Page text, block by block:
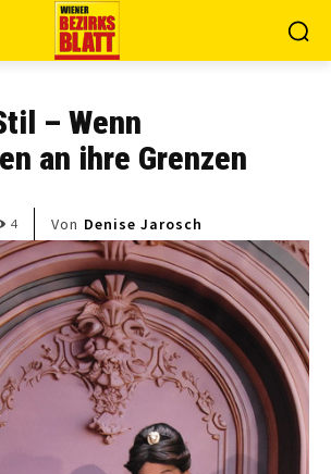
– Wenn
an ihre Grenzen
4 Von Denise Jarosch